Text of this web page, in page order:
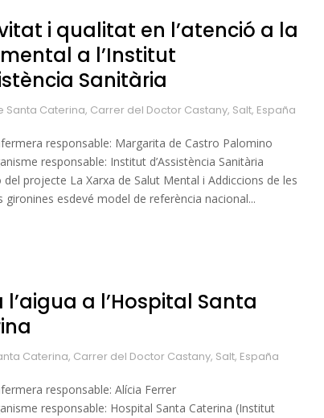
i qualitat en l’atenció a la
a l’Institut
Sanitària
Santa Caterina, Carrer del Doctor Castany, Salt, España
responsable: Margarita de Castro Palomino
responsable: Institut d’Assistència Sanitària
projecte La Xarxa de Salut Mental i Addiccions de les
gironines esdevé model de referència nacional...
l’aigua a l’Hospital Santa
Caterina, Carrer del Doctor Castany, Salt, España
responsable: Alícia Ferrer
responsable: Hospital Santa Caterina (Institut